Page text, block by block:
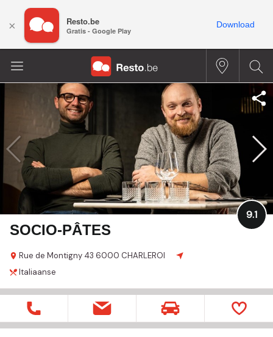
SOCIO-PÂTES
Rue de Montigny 43 6000 CHARLEROI
9.1
Italiaanse
× Resto.be
Gratis - Google Play
Download